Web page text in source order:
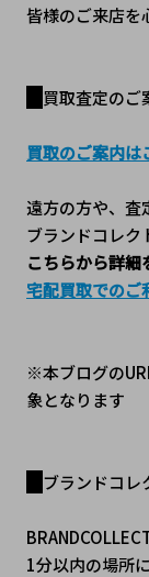
皆様のご来店を
買取査定のご
買取のご案内は
遠方の方や、査
ブランドコレク
こちらから詳細
宅配買取でのご
※本ブログの
象となります
ブランドコレ
1分以内の場所